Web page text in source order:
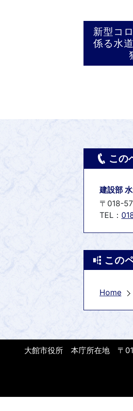
新型コ
係る水
この
建設部
〒018-
TEL：
この
Home
大館市役所 本庁所在地 〒